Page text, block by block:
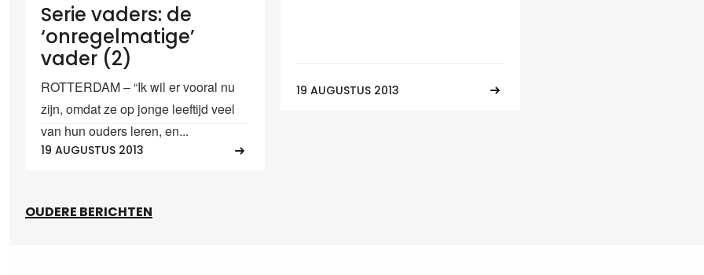
Serie vaders: de
‘onregelmatige’
vader (2)
ROTTERDAM – “Ik wil er vooral nu
zijn, omdat ze op jonge leeftijd veel
van hun ouders leren, en...
19 AUGUSTUS 2013
19 AUGUSTUS 2013
OUDERE BERICHTEN